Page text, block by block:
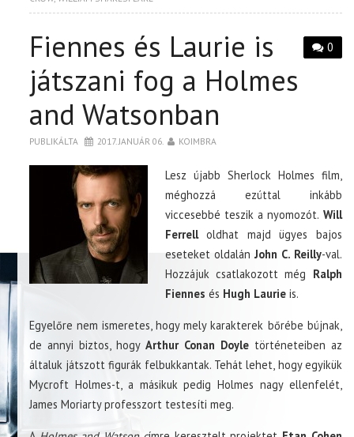
0
Fiennes és Laurie is
játszani fog a Holmes
and Watsonban
PUBLIKÁLTA 2017. JANUÁR 06. KOIMBRA
Lesz újabb Sherlock Holmes film,
méghozzá ezúttal inkább
viccesebbé teszik a nyomozót. Will
Ferrelloldhat majd ügyes bajos
eseteket oldalán John C. Reilly-val.
Hozzájuk csatlakozott még Ralph
Fiennes és Hugh Laurie is.
Egyelőre nem ismeretes, hogy mely karakterek bőrébe bújnak,
de annyi biztos, hogy Arthur Conan Doyletörténeteiben az
általuk játszott figurák felbukkantak. Tehát lehet, hogy egyikük
Mycroft Holmes-t, a másikuk pedig Holmes nagy ellenfelét,
James Moriarty professzort testesíti meg.